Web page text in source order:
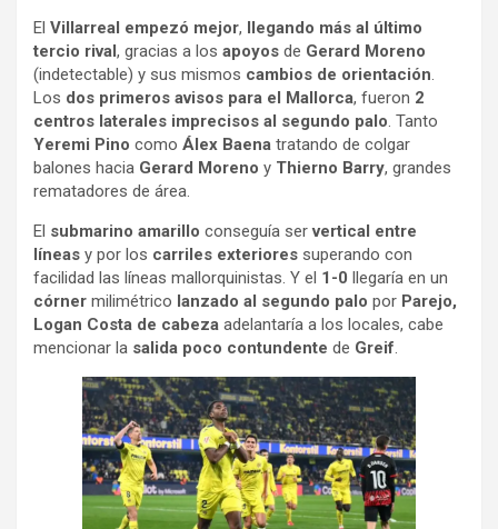
El Villarreal empezó mejor,
llegando más al último
tercio rival , gracias a los apoyos de Gerard Moreno
(indetectable) y sus mismos cambios de orientación.
Los dos primeros avisos para el Mallorca, fueron 2
centros laterales imprecisos al segundo palo. Tanto
Yeremi Pino como Álex Baena tratando de colgar
balones hacia Gerard Moreno y Thierno Barry, grandes
rematadores de área.
El submarino amarillo conseguía servertical entre
líneas y por los carriles exteriores superando con
facilidad las líneas mallorquinistas. Y el 1-0 llegaría en un
córner milimétrico lanzado al segundo palo por Parejo,
Logan Costa de cabeza adelantaría a los locales, cabe
mencionar la salida poco contundente de Greif.